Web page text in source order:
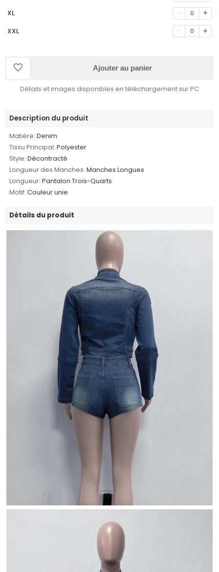
XL 0
XXL 0
Ajouter au panier
Détails et images disponibles en téléchargement sur PC
Description du produit
Matière: Denim
Tissu Principal: Polyester
Style: Décontracté
Longueur des Manches: Manches Longues
Longueur: Pantalon Trois-Quarts
Motif: Couleur unie
Détails du produit